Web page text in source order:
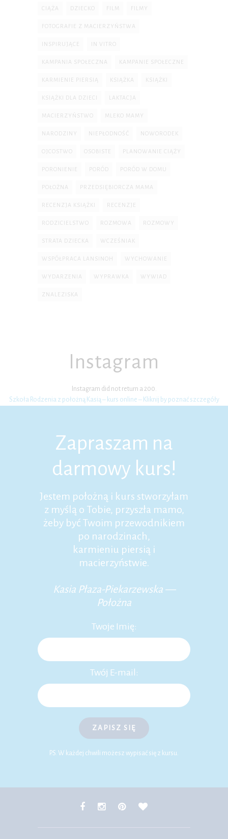
CIĄŻA DZIECKO FILM FILMY
FOTOGRAFIE Z MACIERZYŃSTWA
INSPIRUJĄCE IN VITRO
KAMPANIA SPOŁECZNA KAMPANIE SPOŁECZNE
KARMIENIE PIERSIĄ KSIĄŻKA KSIĄŻKI
KSIĄŻKI DLA DZIECI LAKTACJA
MACIERZYŃSTWO MLEKO MAMY
NARODZINY NIEPŁODNOŚĆ NOWORODEK
OJCOSTWO OSOBISTE PLANOWANIE CIĄŻY
PORONIENIE PORÓD PORÓD W DOMU
POŁOŻNA PRZEDSIĘBIORCZA MAMA
RECENZJA KSIĄŻKI RECENZJE
RODZICIELSTWO ROZMOWA ROZMOWY
STRATA DZIECKA WCZEŚNIAK
WSPÓŁPRACA LANSINOH WYCHOWANIE
WYDARZENIA WYPRAWKA WYWIAD
ZNALEZISKA
Instagram
Instagram did not return a 200.
Szkoła Rodzenia z położną Kasią – kurs online – Kliknij by poznać szczegóły
Zapraszam na
darmowy kurs!
Jestem położną i kurs stworzyłam
z myślą o Tobie, przyszła mamo,
żeby być Twoim przewodnikiem
po narodzinach,
karmieniu piersią i
macierzyństwie.
Kasia Płaza-Piekarzewska —
Położna
Twoje Imię:
Twój E-mail:
ZAPISZ SIĘ
P.S. W każdej chwili możesz wypisać się z kursu.